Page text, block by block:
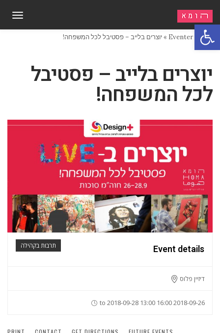
פתח סרגל נגישות
ראשי Eventer
»יוצרים בלייב – פסטיבל לכל המשפחה!
יוצרים בלייב – פסטיבל
לכל המשפחה!
תרבות בקהילה Event details
דיזיין פלוס
2018-09-26 16:00 to 2018-09-28 13:00